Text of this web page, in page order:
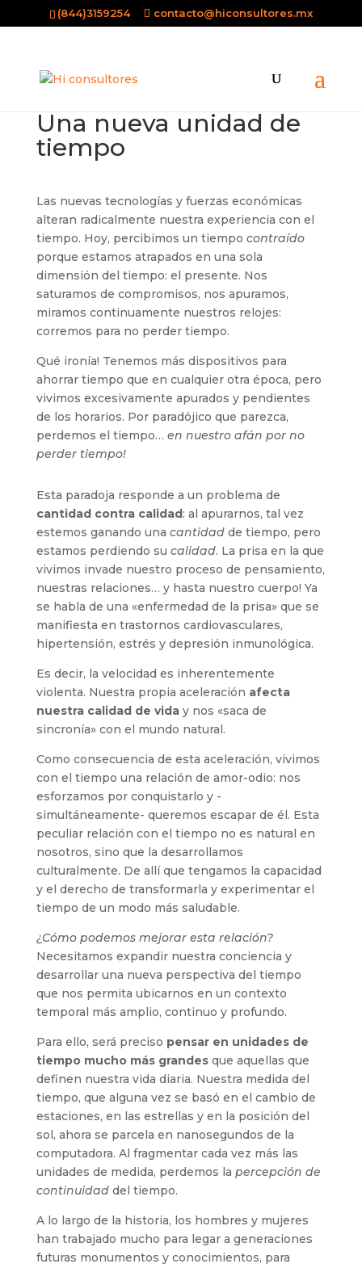
(844)3159254 contacto@hiconsultores.mx
Una nueva unidad de
tiempo
Las nuevas tecnologías y fuerzas económicas
alteran radicalmente nuestra experiencia con el
tiempo. Hoy, percibimos un tiempo contraído
porque estamos atrapados en una sola
dimensión del tiempo: el presente. Nos
saturamos de compromisos, nos apuramos,
miramos continuamente nuestros relojes:
corremos para no perder tiempo.
Qué ironía! Tenemos más dispositivos para
ahorrar tiempo que en cualquier otra época, pero
vivimos excesivamente apurados y pendientes
de los horarios. Por paradójico que parezca,
perdemos el tiempo… en nuestro afán por no
perder tiempo!
Esta paradoja responde a un problema de
cantidad contra calidad: al apurarnos, tal vez
estemos ganando una cantidadde tiempo, pero
estamos perdiendo su calidad. La prisa en la que
vivimos invade nuestro proceso de pensamiento,
nuestras relaciones… y hasta nuestro cuerpo! Ya
se habla de una «enfermedad de la prisa» que se
manifiesta en trastornos cardiovasculares,
hipertensión, estrés y depresión inmunológica.
Es decir, la velocidad es inherentemente
violenta. Nuestra propia aceleración afecta
nuestra calidad de viday nos «saca de
sincronía» con el mundo natural.
Como consecuencia de esta aceleración, vivimos
con el tiempo una relación de amor-odio: nos
esforzamos por conquistarlo y -
simultáneamente- queremos escapar de él. Esta
peculiar relación con el tiempo no es natural en
nosotros, sino que la desarrollamos
culturalmente. De allí que tengamos la capacidad
y el derecho de transformarla y experimentar el
tiempo de un modo más saludable.
¿Cómo podemos mejorar esta relación?
Necesitamos expandir nuestra conciencia y
desarrollar una nueva perspectiva del tiempo
que nos permita ubicarnos en un contexto
temporal más amplio, continuo y profundo.
Para ello, será preciso pensar en unidades de
tiempo mucho más grandesque aquellas que
definen nuestra vida diaria. Nuestra medida del
tiempo, que alguna vez se basó en el cambio de
estaciones, en las estrellas y en la posición del
sol, ahora se parcela en nanosegundos de la
computadora. Al fragmentar cada vez más las
unidades de medida, perdemos la percepción de
continuidaddel tiempo.
A lo largo de la historia, los hombres y mujeres
han trabajado mucho para legar a generaciones
futuras monumentos y conocimientos, para